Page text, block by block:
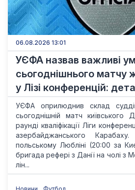
06.08.2026 13:01
УЄФА назвав важливі
сьогоднішнього
у Лізі конференцій:
УЄФА оприлюднив склад
сьогоднішній матч
раунді кваліфікації Ліги
азербайджанського
польському Любліні (20:00 за
бригада рефері з Данії на чолі з
лін...